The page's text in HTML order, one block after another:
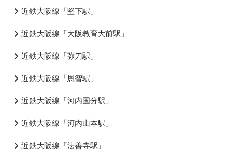
近鉄大阪線「堅下駅」
近鉄大阪線「大阪教育大前駅」
近鉄大阪線「弥刀駅」
近鉄大阪線「恩智駅」
近鉄大阪線「河内国分駅」
近鉄大阪線「河内山本駅」
近鉄大阪線「法善寺駅」